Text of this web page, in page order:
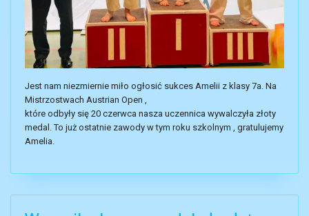
Jest nam niezmiernie miło ogłosić sukces Amelii z klasy 7a. Na
Mistrzostwach Austrian Open ,
które odbyły się 20 czerwca nasza uczennica wywalczyła złoty
medal. To już ostatnie zawody w tym roku szkolnym , gratulujemy
Amelia.